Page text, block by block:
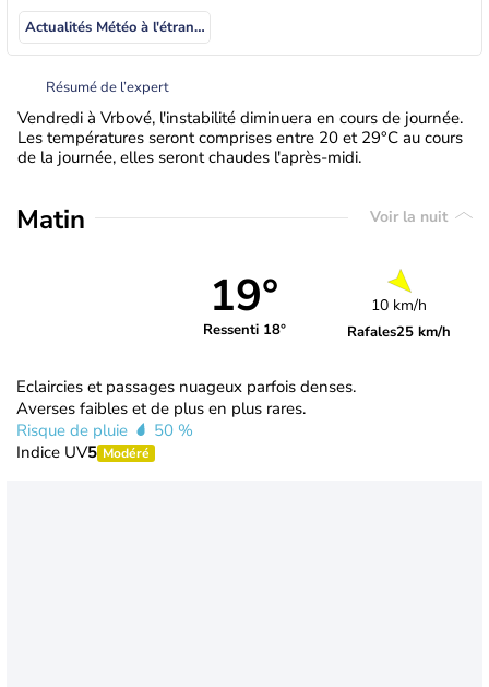
Actualités Météo à l'étranger
Résumé de l’expert
Vendredi à Vrbové, l'instabilité diminuera en cours de journée.
Les températures seront comprises entre 20 et 29°C au cours
de la journée, elles seront chaudes l'après-midi.
Matin Voir la nuit
19°
Ressenti 18°
10 km/h
Rafales25 km/h
Eclaircies et passages nuageux parfois denses.
Averses faibles et de plus en plus rares.
Risque de pluie
50 %
Indice UV5 Modéré